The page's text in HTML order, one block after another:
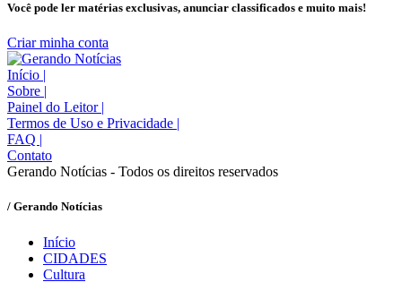
Você pode ler matérias exclusivas, anunciar classificados e muito mais!
Criar minha conta
Início |
Sobre |
Painel do Leitor |
Termos de Uso e Privacidade |
FAQ |
Contato
Gerando Notícias - Todos os direitos reservados
/ Gerando Notícias
Início
CIDADES
Cultura